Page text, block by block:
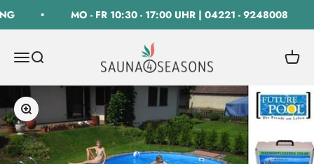
MO - FR 10:30 - 17:00 UHR | 04221 - 9248008
Navigationsmenü öffnen
Suche öffnen
SAUNA 4 SEASONS GmbH
Bild vergrößern